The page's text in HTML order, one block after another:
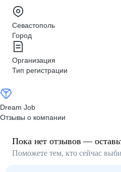
Севастополь
Город
Организация
Тип регистрации
Dream Job
Отзывы о компании
Пока нет отзывов —
Поможете тем, кто сейчас